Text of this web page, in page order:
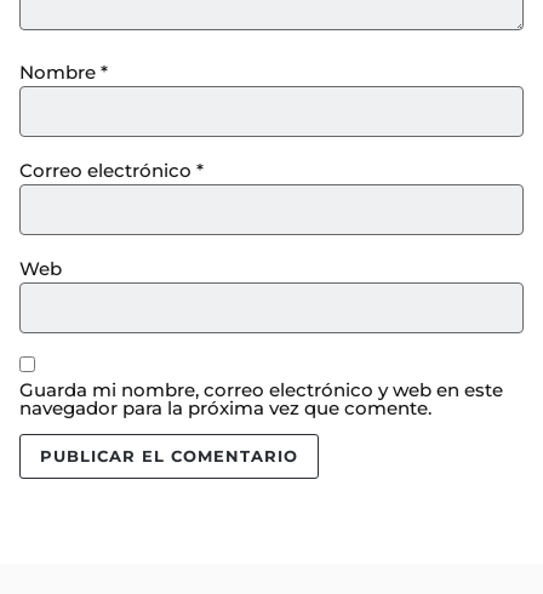
Nombre *
Correo electrónico *
Web
Guarda mi nombre, correo electrónico y web en este
navegador para la próxima vez que comente.